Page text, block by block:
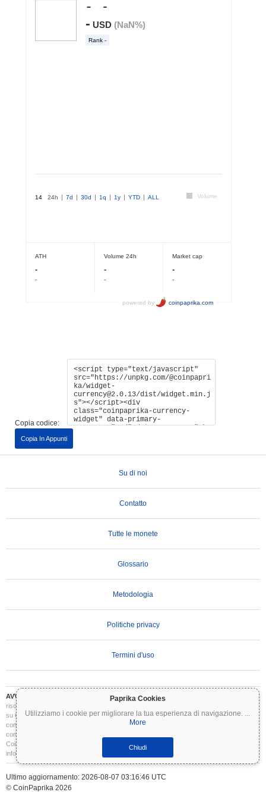
Paprika Cookies
Utilizziamo i cookie per migliorare la tua esperienza di navigazione. ...
More
Chiudi
Copia codice:
Copia In Appunti
Su di noi
Contatto
Tutte le monete
Glossario
Metodologia
Politiche privacy
Termini d'uso
AVVERTENZA IMPORTANTE:
Le criptovalute sono altamente volatili e comportano
rischi significativi. Potresti perdere parte o tutto il tuo investimento. Tutte le informazioni
su Coinpaprika sono fornite esclusivamente a scopo informativo e non costituiscono
consulenza finanziaria o di investimento. Conduci sempre le tue ricerche (DYOR) e
consulta un consulente finanziario qualificato prima di prendere decisioni di investimento.
Coinpaprika non è responsabile per eventuali perdite derivanti dall'uso di queste
informazioni.
Ultimo aggiornamento: 2026-08-07 03:16:46 UTC
© CoinPaprika 2026